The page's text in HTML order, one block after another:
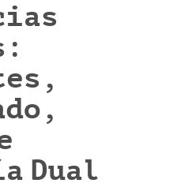
Dual